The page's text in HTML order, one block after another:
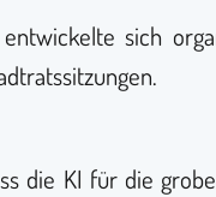
sich
die KI für die